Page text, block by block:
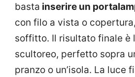
basta inserire un
con filo a vista o
soffitto. Il risultato finale è
scultoreo, perfetto sopra
pranzo o un’isola. La luce